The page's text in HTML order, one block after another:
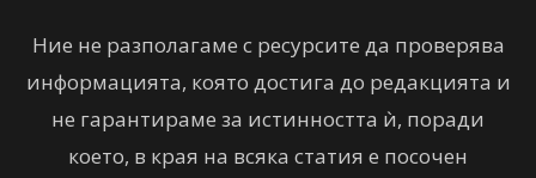
Ние не разполагаме с ресурсите да проверява
информацията, която достига до редакцията и
не гарантираме за истинността ѝ, поради
което, в края на всяка статия е посочен